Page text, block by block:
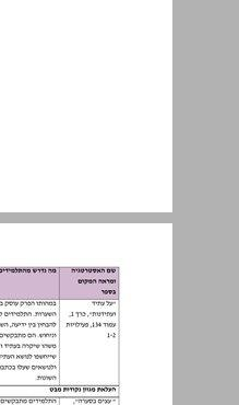
פיתוח רמות חשיבה גבוהות ... 30